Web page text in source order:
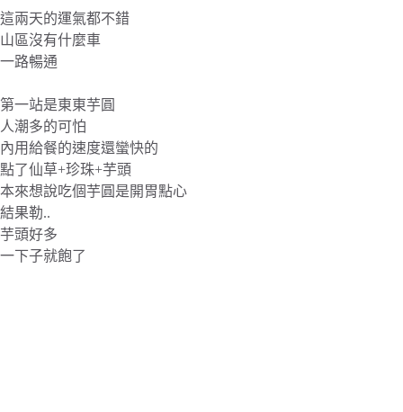
這兩天的運氣都不錯
山區沒有什麼車
一路暢通
第一站是東東芋圓
人潮多的可怕
內用給餐的速度還蠻快的
點了仙草+珍珠+芋頭
本來想說吃個芋圓是開胃點心
結果勒..
芋頭好多
一下子就飽了